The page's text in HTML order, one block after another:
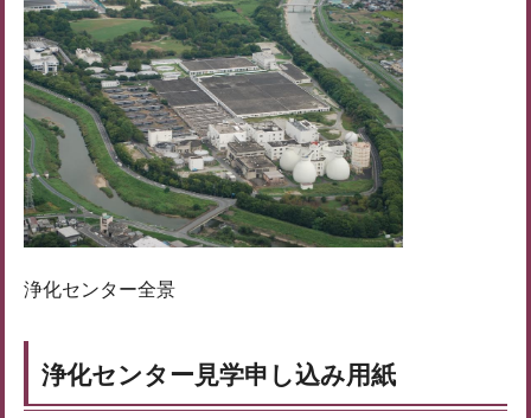
浄化センター全景
浄化センター見学申し込み用紙